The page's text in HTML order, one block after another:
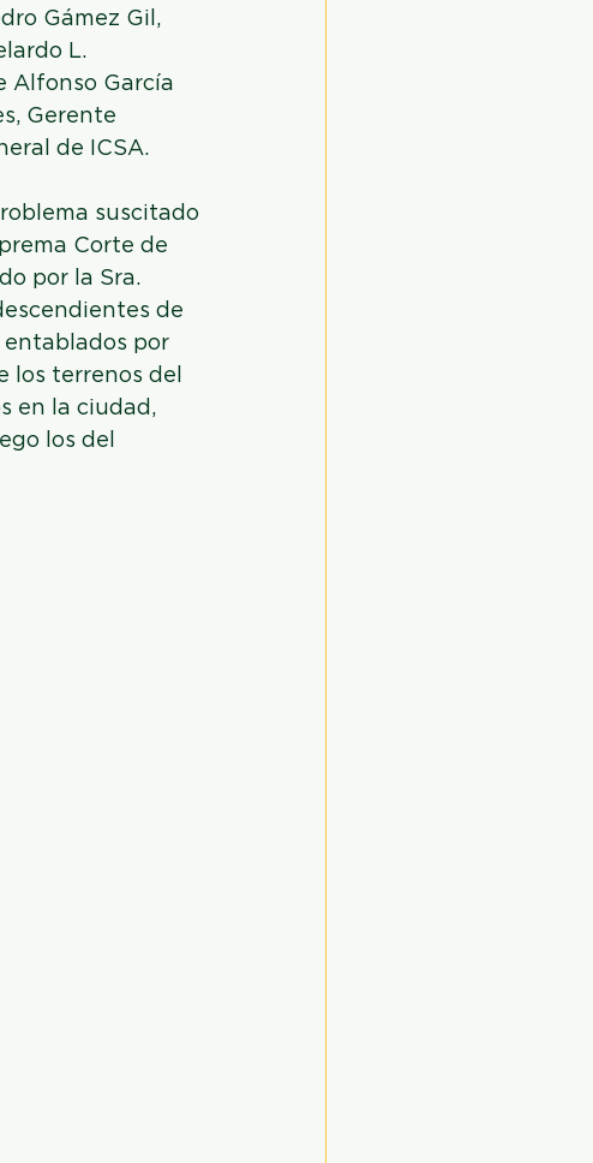
Gámez Gil,
L.
Alfonso García
Gerente
de ICSA.
suscitado
Corte de
por la Sra.
de
entablados por
los terrenos del
en la ciudad,
los del